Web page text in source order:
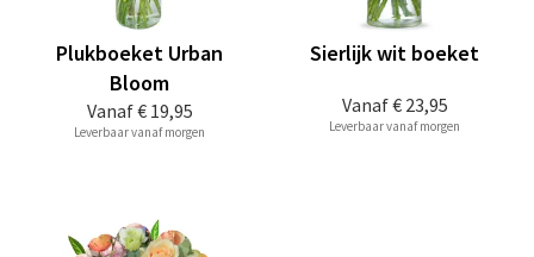
Vanaf€ 19,95
Plukboeket Urban
Bloom
Leverbaar vanaf morgen
Vanaf€ 23,95
Sierlijk wit boeket
Leverbaar vanaf morgen